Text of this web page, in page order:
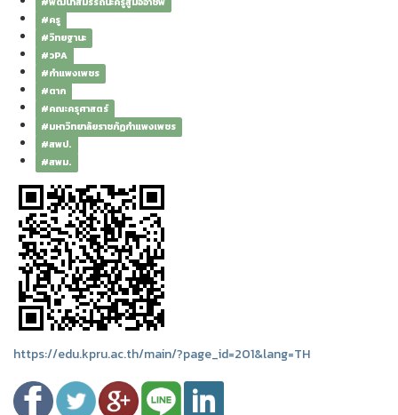
#ครู
#วิทยฐานะ
#วPA
#กำแพงเพชร
#ตาก
#คณะครุศาสตร์
#มหาวิทยาลัยราชภัฏกำแพงเพชร
#สพป.
#สพม.
https://edu.kpru.ac.th/main/?page_id=201&lang=TH